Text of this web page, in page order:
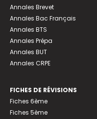
Annales Brevet
Annales Bac Français
Annales BTS
Annales Prépa
Annales BUT
Annales CRPE
FICHES DE RÉVISIONS
Fiches 6ème
Fiches 5ème